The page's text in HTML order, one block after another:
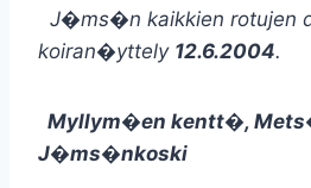
J�ms�n kaikkien rotujen
koiran�yttely 12.6.2004.
Myllym�en kentt�,
J�ms�nkoski